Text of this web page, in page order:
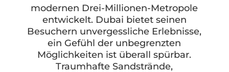
modernen Drei-Millionen-Metropole
entwickelt. Dubai bietet seinen
Besuchern unvergessliche Erlebnisse,
ein Gefühl der unbegrenzten
Möglichkeiten ist überall spürbar.
Traumhafte Sandstrände,